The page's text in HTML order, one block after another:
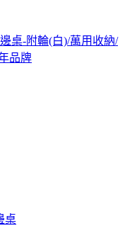
桌-附輪(白)/萬用收納/
品牌
桌